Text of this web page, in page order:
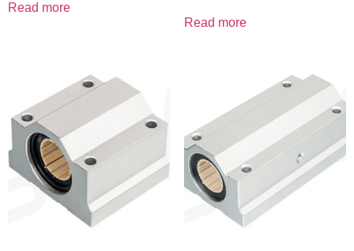
Read more
Read more